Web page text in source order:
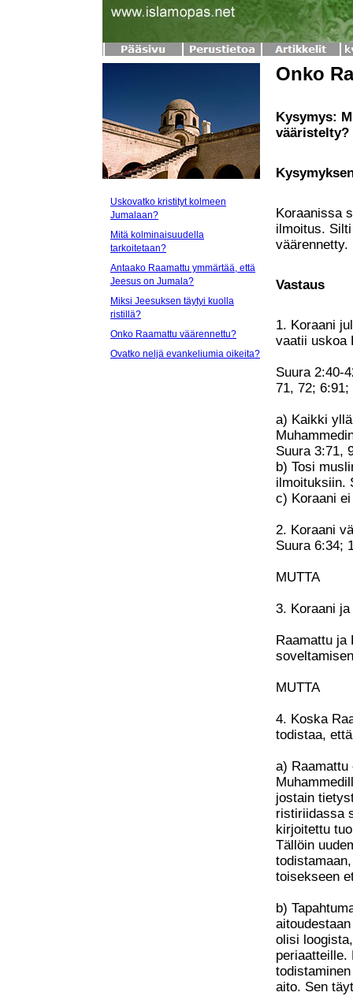
Uskovatko kristityt kolmeen
Jumalaan?
Mitä kolminaisuudella
tarkoitetaan?
Antaako Raamattu ymmärtää, että
Jeesus on Jumala?
Miksi Jeesuksen täytyi kuolla
ristillä?
Onko Raamattu väärennettu?
Ovatko neljä evankeliumia oikeita?
Onko
Kysymys:
vääristelty?
Koraanissa
ilmoitus.
väärennetty.
Vastaus
1. Koraani
vaatii uskoa
Suura 2:40-
71, 72; 6:91;
a) Kaikki
Suura 3:71,
b) Tosi
ilmoituksiin.
c) Koraani
2. Koraani
Suura 6:34;
MUTTA
3. Koraani
Raamattu
MUTTA
4. Koska
todistaa,
a)
jostain
ristiriidassa
kirjoitettu
Tällöin
toisekseen
b)
olisi
periaatteille.
aito. Sen